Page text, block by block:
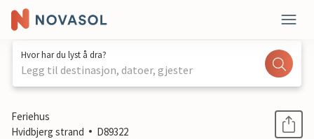
Hvor har du lyst å dra?
Legg til destinasjon, datoer, gjester
1 / 14
Feriehus
Hvidbjerg strand
D89322